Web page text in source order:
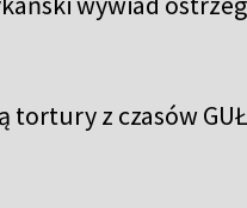
z czasów